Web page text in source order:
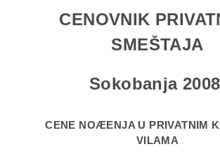
CENOVNIK
SMEŠTAJA
Sokobanja
CENE NOÆENJA U PRIVATNIM
VILAMA